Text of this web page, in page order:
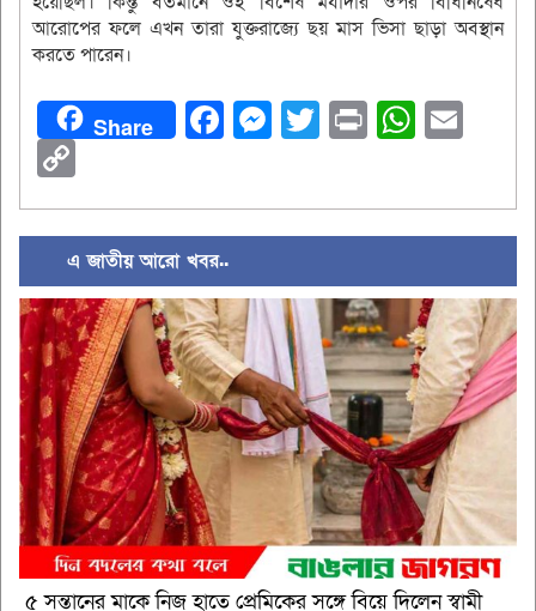
আরোপের ফলে এখন তারা যুক্তরাজ্যে ছয় মাস ভিসা ছাড়া অবস্থান
করতে পারেন।
Share Facebook
Messenger
Twitter
Print
Link
এ জাতীয় আরো খবর..
৫ সন্তানের মাকে নিজ হাতে প্রেমিকের সঙ্গে বিয়ে দিলেন স্বামী